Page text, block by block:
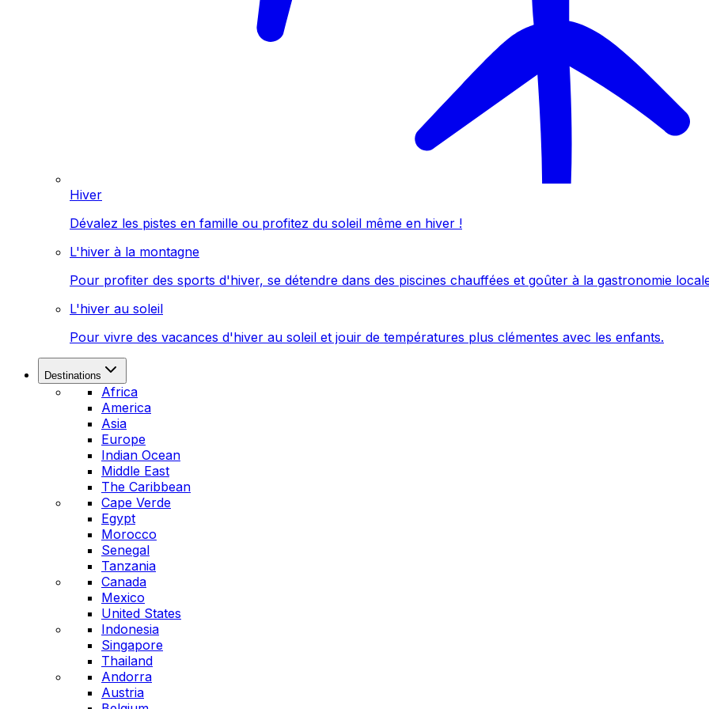
Hiver
Dévalez les pistes en famille ou profitez du soleil même en hiver !
L'hiver à la montagne
Pour profiter des sports d'hiver, se détendre dans des piscines chauffées et goûter à la gastronomie
L'hiver au soleil
Pour vivre des vacances d'hiver au soleil et jouir de températures plus clémentes avec les enfants.
Destinations
Africa
America
Asia
Europe
Indian Ocean
Middle East
The Caribbean
Cape Verde
Egypt
Morocco
Senegal
Tanzania
Canada
Mexico
United States
Indonesia
Singapore
Thailand
Andorra
Austria